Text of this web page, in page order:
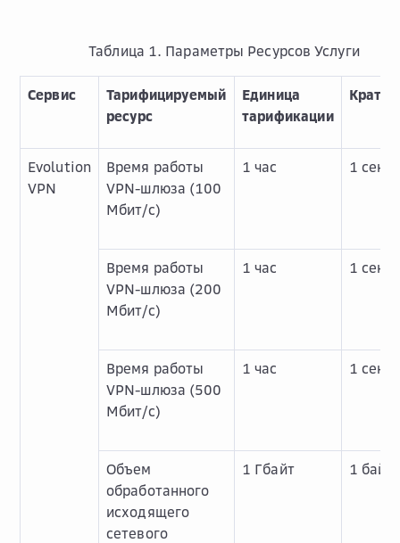
Таблица 1. Параметры Ресурсов Услуги
Сервис
Тарифицируемый
ресурс
Единица
тарификации
Evolution
VPN
Время работы
VPN-шлюза (100
Мбит/с)
1 час 1
Время работы
VPN-шлюза (200
Мбит/с)
1 час 1
Время работы
VPN-шлюза (500
Мбит/с)
1 час 1
Объем
обработанного
исходящего
сетевого
1 Гбайт 1 байт